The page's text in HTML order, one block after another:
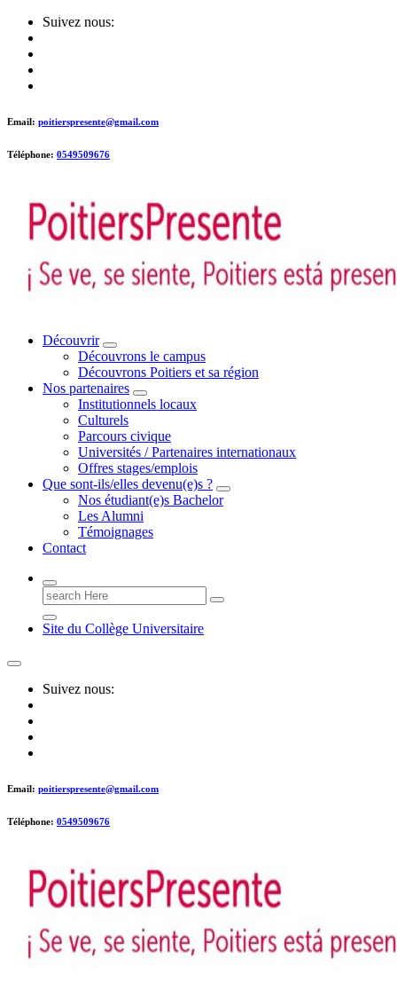
Skip
content
Suivez nous:
Email: poitierspresente@gmail.com
Téléphone: 0549509676
Poitiers presente !
Découvrir
Découvrons le campus
Découvrons Poitiers et sa région
Nos partenaires
Institutionnels locaux
Culturels
Parcours civique
Universités / Partenaires internationaux
Offres stages/emplois
Que sont-ils/elles devenu(e)s ?
Nos étudiant(e)s Bachelor
Les Alumni
Témoignages
Contact
Search
for:
Site du Collège Universitaire
Suivez nous:
Email: poitierspresente@gmail.com
Téléphone: 0549509676